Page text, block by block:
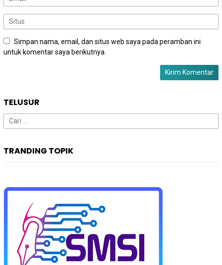
Simpan nama, email, dan situs web saya pada peramban ini
untuk komentar saya berikutnya.
TELUSUR
Cari
untuk:
TRANDING TOPIK